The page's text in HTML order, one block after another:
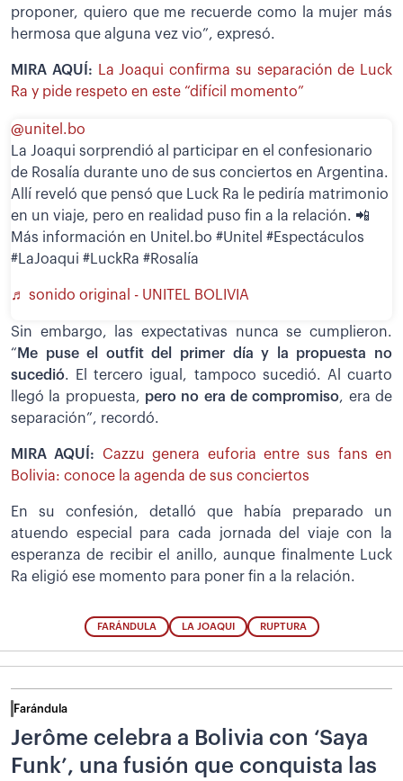
proponer, quiero que me recuerde como la mujer más
hermosa que alguna vez vio”, expresó.
MIRA AQUÍ: La Joaqui confirma su separación de Luck
Ra y pide respeto en este “difícil momento”
@unitel.bo
La Joaqui sorprendió al participar en el confesionario
de Rosalía durante uno de sus conciertos en Argentina.
Allí reveló que pensó que Luck Ra le pediría matrimonio
en un viaje, pero en realidad puso fin a la relación. 📲
Más información en Unitel.bo #Unitel #Espectáculos
#LaJoaqui #LuckRa #Rosalía
♬ sonido original - UNITEL BOLIVIA
Sin embargo, las expectativas nunca se cumplieron.
“ Me puse el outfit del primer día y la propuesta no
sucedió. El tercero igual, tampoco sucedió. Al cuarto
llegó la propuesta, pero no era de compromiso, era de
separación”, recordó.
MIRA AQUÍ: Cazzu genera euforia entre sus fans en
Bolivia: conoce la agenda de sus conciertos
En su confesión, detalló que había preparado un
atuendo especial para cada jornada del viaje con la
esperanza de recibir el anillo, aunque finalmente Luck
Ra eligió ese momento para poner fin a la relación.
FARÁNDULA LA JOAQUI RUPTURA
Farándula
Jerôme celebra a Bolivia con ‘Saya
Funk’, una fusión que conquista las